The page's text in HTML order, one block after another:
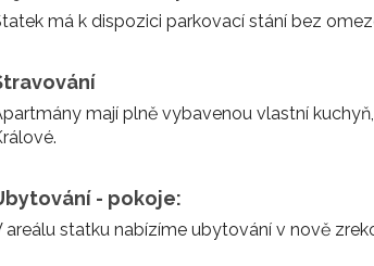
má k dispozici parkovací stání bez
mají plně vybavenou vlastní
- pokoje:
areálu statku nabízíme ubytování v nově